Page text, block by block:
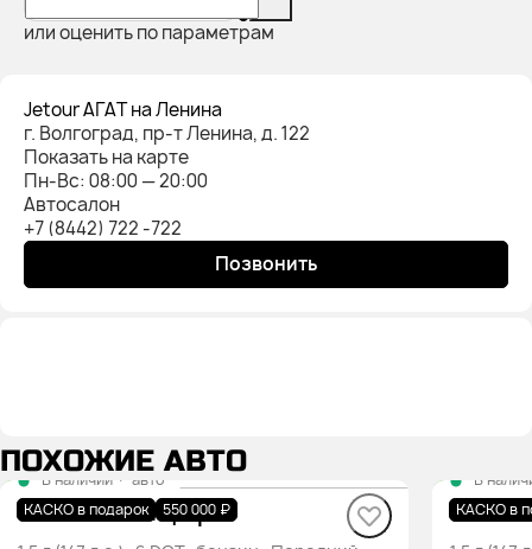
или оценить по параметрам
Jetour АГАТ на Ленина
г. Волгоград, пр-т Ленина, д. 122
Показать на карте
Пн-Вс: 08:00 — 20:00
Автосалон
+7 (8442) 722 -722
Позвонить
ПОХОЖИЕ АВТО
КАСКО в подарок 550 000 ₽
В наличии · авто
DASHING Комфорт КАСКО в
В